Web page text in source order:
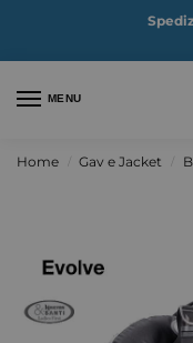
MENU
Home Gav e Jacket